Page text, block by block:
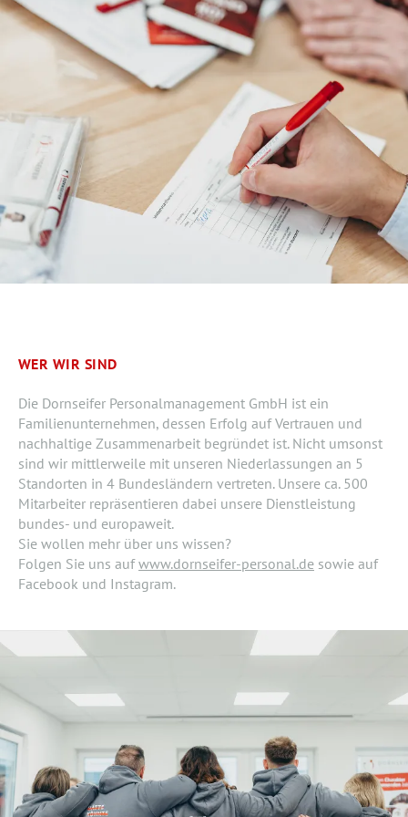
WER WIR SIND
Die Dornseifer Personalmanagement GmbH ist ein
Familienunternehmen, dessen Erfolg auf Vertrauen und
nachhaltige Zusammenarbeit begründet ist. Nicht umsonst
sind wir mittlerweile mit unseren Niederlassungen an 5
Standorten in 4 Bundesländern vertreten. Unsere ca. 500
Mitarbeiter repräsentieren dabei unsere Dienstleistung
bundes- und europaweit.
Sie wollen mehr über uns wissen?
Folgen Sie uns aufwww.dornseifer-personal.de sowie auf
Facebook und Instagram.